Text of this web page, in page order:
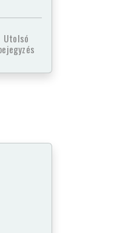
Utolsó